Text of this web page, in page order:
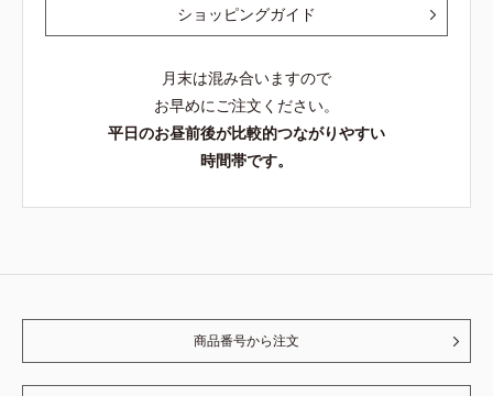
ショッピングガイド
月末は混み合いますので
お早めにご注文ください。
平日のお昼前後が比較的つながりやすい
時間帯です。
商品番号から注文